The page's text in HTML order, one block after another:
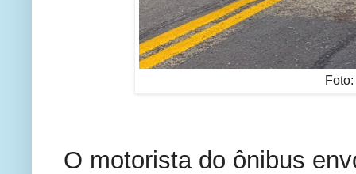
O motorista do ônibus